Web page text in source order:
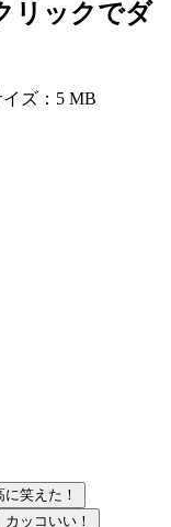
リックでダ
ズ：5 MB
に笑えた！
カッコいい！